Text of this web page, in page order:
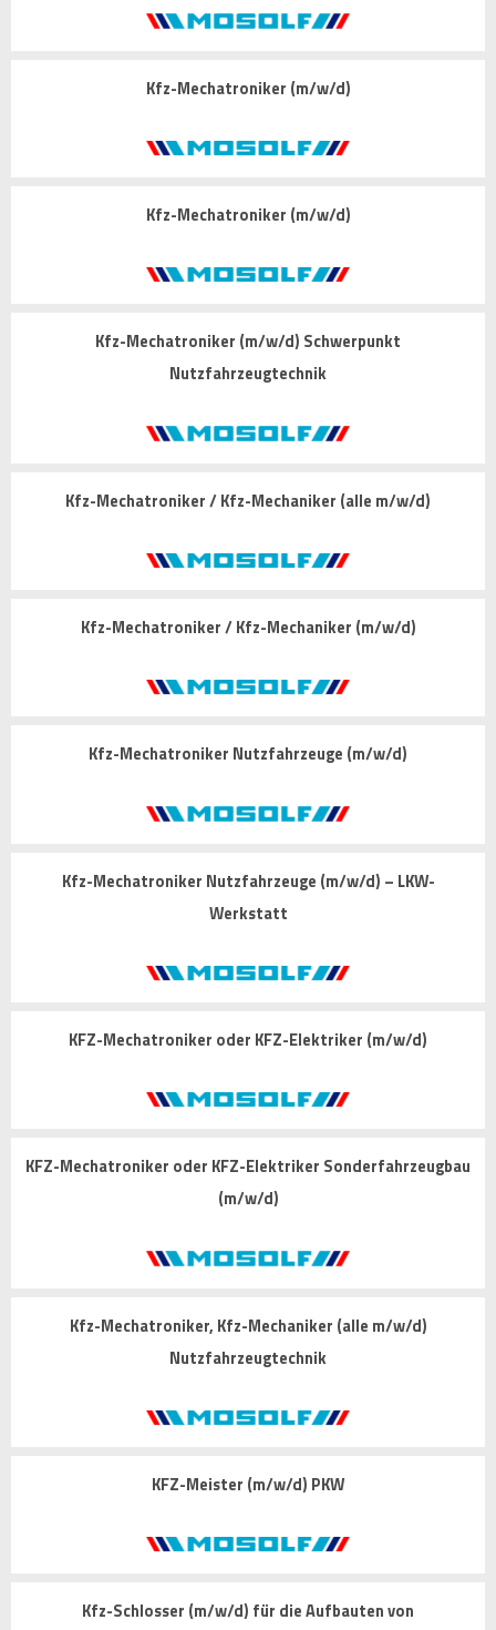
Kfz-Mechatroniker (m/w/d)
Kfz-Mechatroniker (m/w/d)
Kfz-Mechatroniker (m/w/d) Schwerpunkt
Nutzfahrzeugtechnik
Kfz-Mechatroniker / Kfz-Mechaniker (alle m/w/d)
Kfz-Mechatroniker / Kfz-Mechaniker (m/w/d)
Kfz-Mechatroniker Nutzfahrzeuge (m/w/d)
Kfz-Mechatroniker Nutzfahrzeuge (m/w/d) – LKW-
Werkstatt
KFZ-Mechatroniker oder KFZ-Elektriker (m/w/d)
KFZ-Mechatroniker oder KFZ-Elektriker Sonderfahrzeugbau
(m/w/d)
Kfz-Mechatroniker, Kfz-Mechaniker (alle m/w/d)
Nutzfahrzeugtechnik
KFZ-Meister (m/w/d) PKW
Kfz-Schlosser (m/w/d) für die Aufbauten von